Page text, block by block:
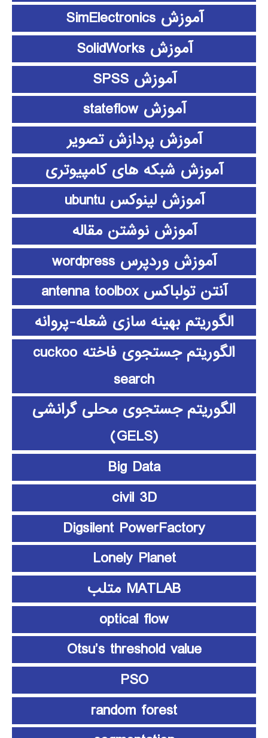
آموزش SimElectronics
آموزش SolidWorks
آموزش SPSS
آموزش stateflow
آموزش پردازش تصویر
آموزش شبکه های کامپیوتری
آموزش لینوکس ubuntu
آموزش نوشتن مقاله
آموزش وردپرس wordpress
آنتن تولباکس antenna toolbox
الگوریتم بهینه سازی شعله-پروانه
الگوریتم جستجوی فاخته cuckoo
search
الگوریتم جستجوی محلی گرانشی
(GELS)
Big Data
civil 3D
Digsilent PowerFactory
Lonely Planet
MATLAB متلب
optical flow
Otsu’s threshold value
PSO
random forest